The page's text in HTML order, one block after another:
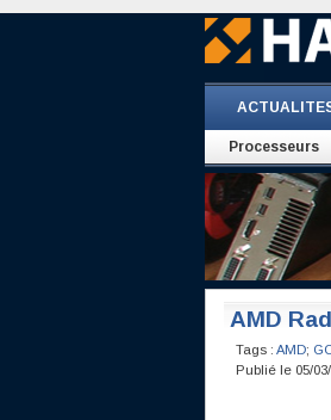
Processeurs
AMD
Tags : AMD;
Publié le 05/